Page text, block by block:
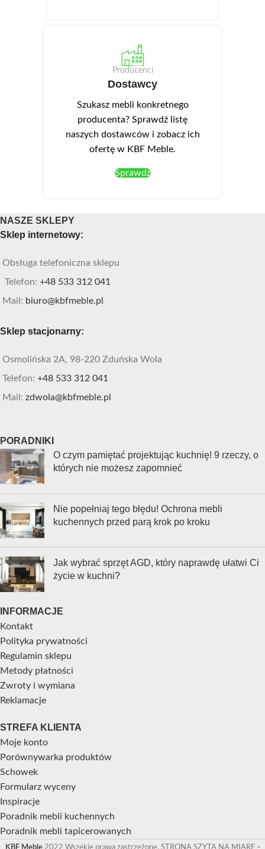
Producenci
Dostawcy
Szukasz mebli konkretnego
producenta? Sprawdź listę
naszych dostawców i zobacz ich
ofertę w KBF Meble.
Sprawdź
NASZE SKLEPY
Sklep internetowy:
Obsługa telefoniczna sklepu
Telefon: +48 533 312 041
Mail: biuro@kbfmeble.pl
Sklep stacjonarny:
Osmolińska 2A, 98-220 Zduńska Wola
Telefon: +48 533 312 041
Mail: zdwola@kbfmeble.pl
PORADNIKI
O czym pamiętać projektując kuchnię! 9 rzeczy, o
których nie możesz zapomnieć
Nie popełniaj tego błędu! Ochrona mebli
kuchennych przed parą krok po kroku
Jak wybrać sprzęt AGD, który naprawdę ułatwi Ci
życie w kuchni?
INFORMACJE
Kontakt
Polityka prywatności
Regulamin sklepu
Metody płatności
Zwroty i wymiana
Reklamacje
STREFA KLIENTA
Moje konto
Porównywarka produktów
Schowek
Formularz wyceny
Inspiracje
Poradnik mebli kuchennych
Poradnik mebli tapicerowanych
KBF Meble 2022 Wszekie prawa zastrzeżone. STRONA SZYTA NA MIARĘ -